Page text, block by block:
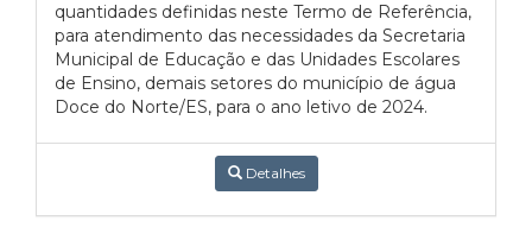
quantidades definidas neste Termo de Referência,
para atendimento das necessidades da Secretaria
Municipal de Educação e das Unidades Escolares
de Ensino, demais setores do município de água
Doce do Norte/ES, para o ano letivo de 2024.
Detalhes